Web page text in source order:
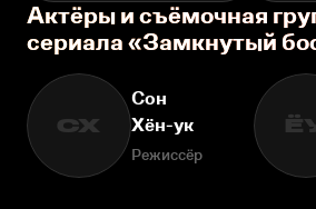
Актёры и съёмочная
сериала «Замкнутый
СХ
Сон
Хён-ук
Режиссёр